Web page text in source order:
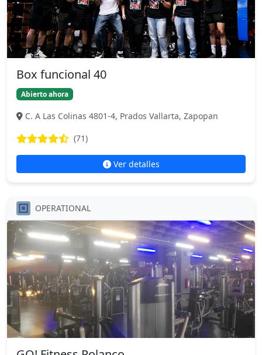
Box funcional 40
Abierto ahora
C. A Las Colinas 4801-4, Prados Vallarta, Zapopan
(71)
Ver detalles
OPERATIONAL